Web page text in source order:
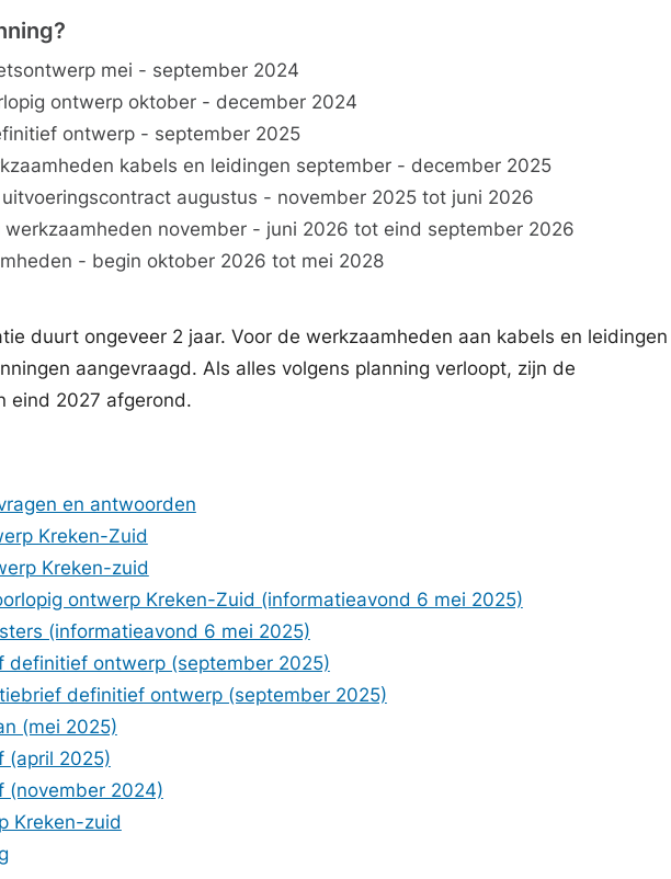
mei - september 2024
ontwerp oktober - december 2024
ontwerp - september 2025
kabels en leidingen september - december 2025
augustus - november 2025 tot juni 2026
november - juni 2026 tot eind september 2026
- begin oktober 2026 tot mei 2028
duurt ongeveer 2 jaar. Voor de werkzaamheden aan kabels en leidingen
aangevraagd. Als alles volgens planning verloopt, zijn de
eind 2027 afgerond.
en antwoorden
Kreken-Zuid
Kreken-zuid
ontwerp Kreken-Zuid (informatieavond 6 mei 2025)
(informatieavond 6 mei 2025)
definitief ontwerp (september 2025)
definitief ontwerp (september 2025)
(mei 2025)
(april 2025)
(november 2024)
Kreken-zuid